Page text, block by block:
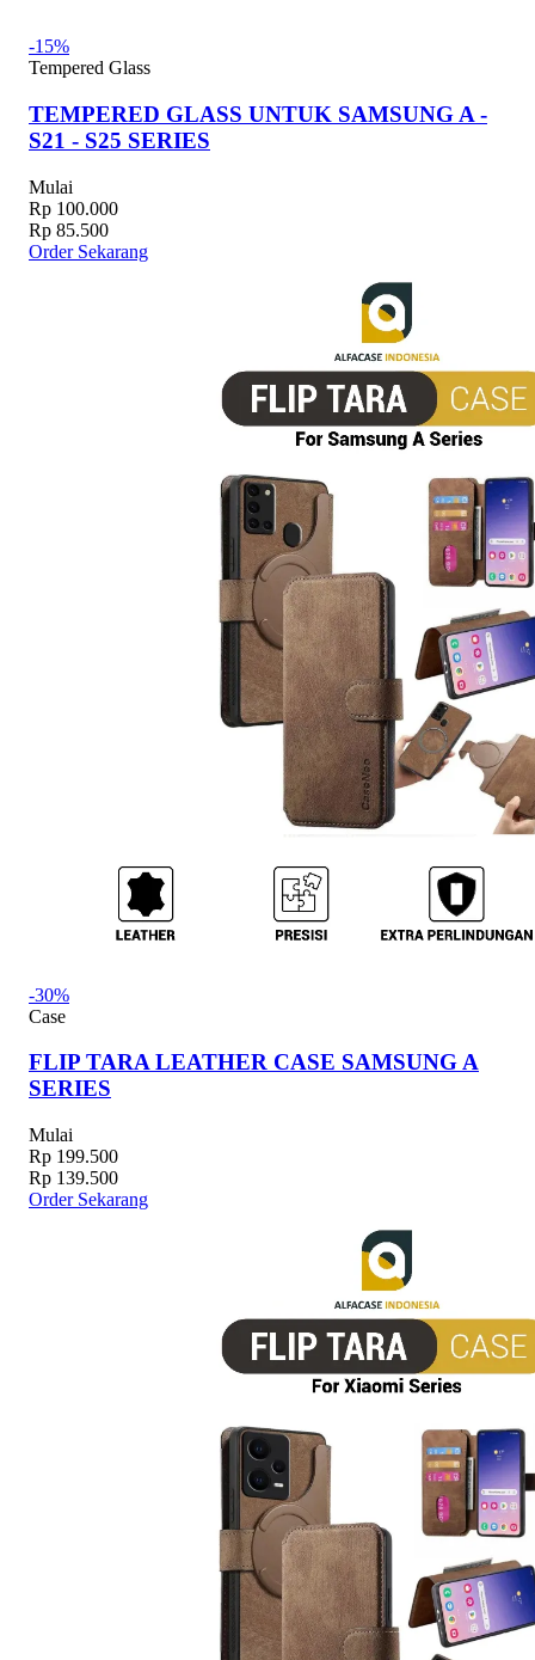
-15%
Tempered Glass
TEMPERED GLASS UNTUK SAMSUNG A -
S21 - S25 SERIES
Mulai
Rp 100.000
Rp 85.500
Order Sekarang
-30%
Case
FLIP TARA LEATHER CASE SAMSUNG A
SERIES
Mulai
Rp 199.500
Rp 139.500
Order Sekarang